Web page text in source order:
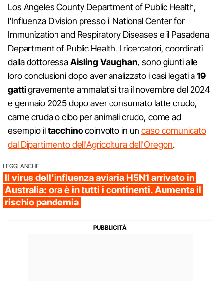
Los Angeles County Department of Public Health,
l'Influenza Division presso il National Center for
Immunization and Respiratory Diseases e il Pasadena
Department of Public Health. I ricercatori, coordinati
dalla dottoressaAisling Vaughan, sono giunti alle
loro conclusioni dopo aver analizzato i casi legati a19
gattigravemente ammalatisi tra il novembre del 2024
e gennaio 2025 dopo aver consumato latte crudo,
carne cruda o cibo per animali crudo, come ad
esempio iltacchinocoinvolto in un caso comunicato
dal Dipartimento dell'Agricoltura dell'Oregon.
LEGGI ANCHE
Il virus dell'influenza aviaria H5N1 arrivato in
Australia: ora è in tutti i continenti. Aumenta il
rischio pandemia